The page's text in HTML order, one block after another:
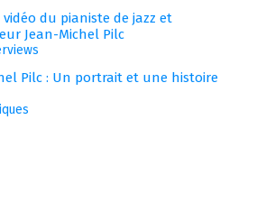
du pianiste de jazz et
Jean-Michel Pilc
Pilc : Un portrait et une histoire